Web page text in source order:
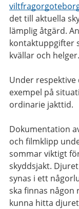
det till aktuella
lämplig åtgärd.
kontaktuppgifter
kvällar och helger.
Under
exempel på
ordinarie jakttid.
Dokumentation
och filmklipp
sommar viktigt
skyddsjakt.
synas i ett
ska finnas någon
kunna hitta